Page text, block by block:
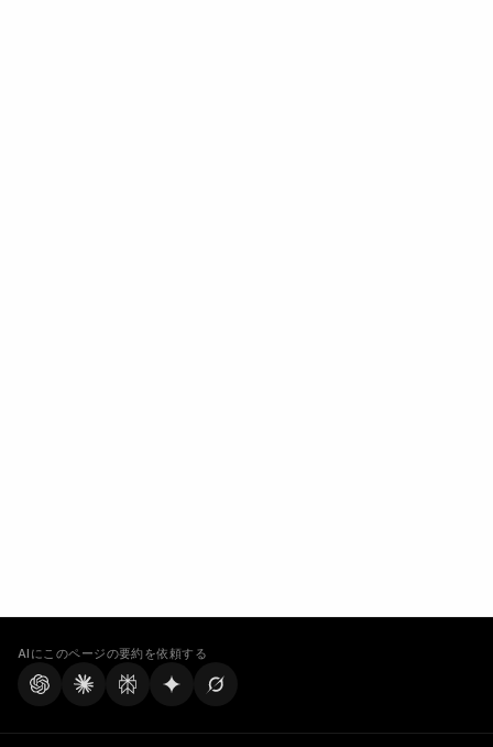
AIにこのページの要約を依頼する